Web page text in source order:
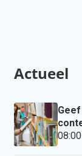
Actueel
08:00